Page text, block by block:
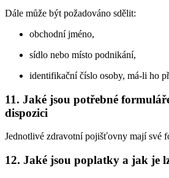
Dále může být požadováno sdělit:
obchodní jméno,
sídlo nebo místo podnikání,
identifikační číslo osoby, má-li ho
11. Jaké jsou potřebné
dispozici
Jednotlivé zdravotní pojišťovny mají své
12. Jaké jsou poplatky a jak je